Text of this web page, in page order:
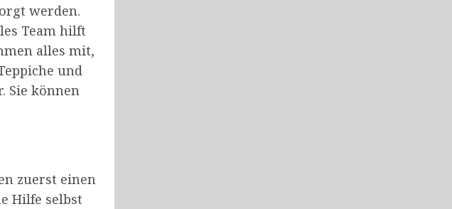
werden.
Team hilft
alles mit,
und
Sie können
zuerst einen
Hilfe selbst